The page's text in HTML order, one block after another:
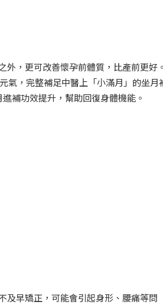
外，更可改善懷孕前體質，比產前更好
氣，完整補足中醫上「小滿月」的坐月
補功效提升，幫助回復身體機能。
及早矯正，可能會引起身形、腰痛等問